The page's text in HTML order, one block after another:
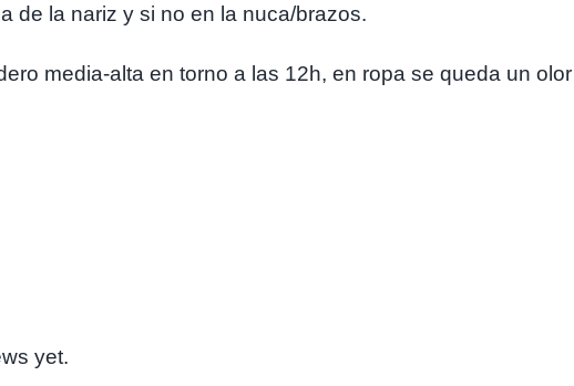
de la nariz y si no en la nuca/brazos.
media-alta en torno a las 12h, en ropa se queda un
yet.